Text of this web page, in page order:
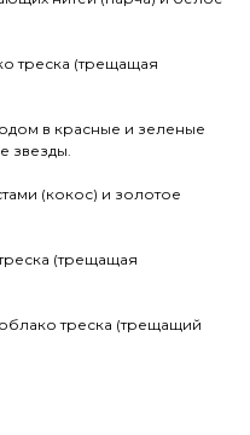
треска (трещащая
в красные и зеленые
звезды.
(кокос) и золотое
(трещащая
треска (трещащий